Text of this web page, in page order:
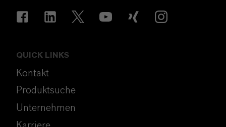
QUICK LINKS
Kontakt
Produktsuche
Unternehmen